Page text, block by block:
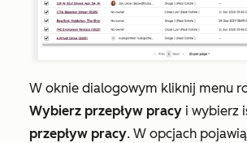
W oknie dialogowym kliknij menu
Wybierz przepływ pracy i wybierz
przepływ pracy. W opcjach